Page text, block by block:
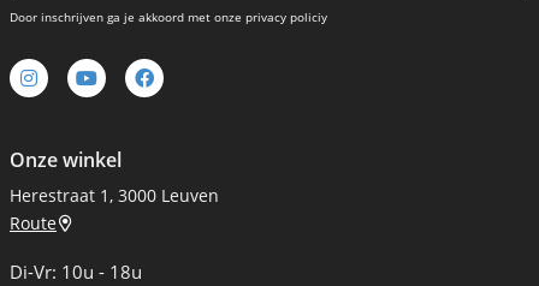
Onze winkel
Herestraat 1, 3000 Leuven
Route
Di-Vr: 10u - 18u
Door inschrijven ga je akkoord met onze privacy policiy